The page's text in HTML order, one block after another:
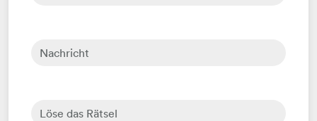
Nachricht
Löse das Rätsel